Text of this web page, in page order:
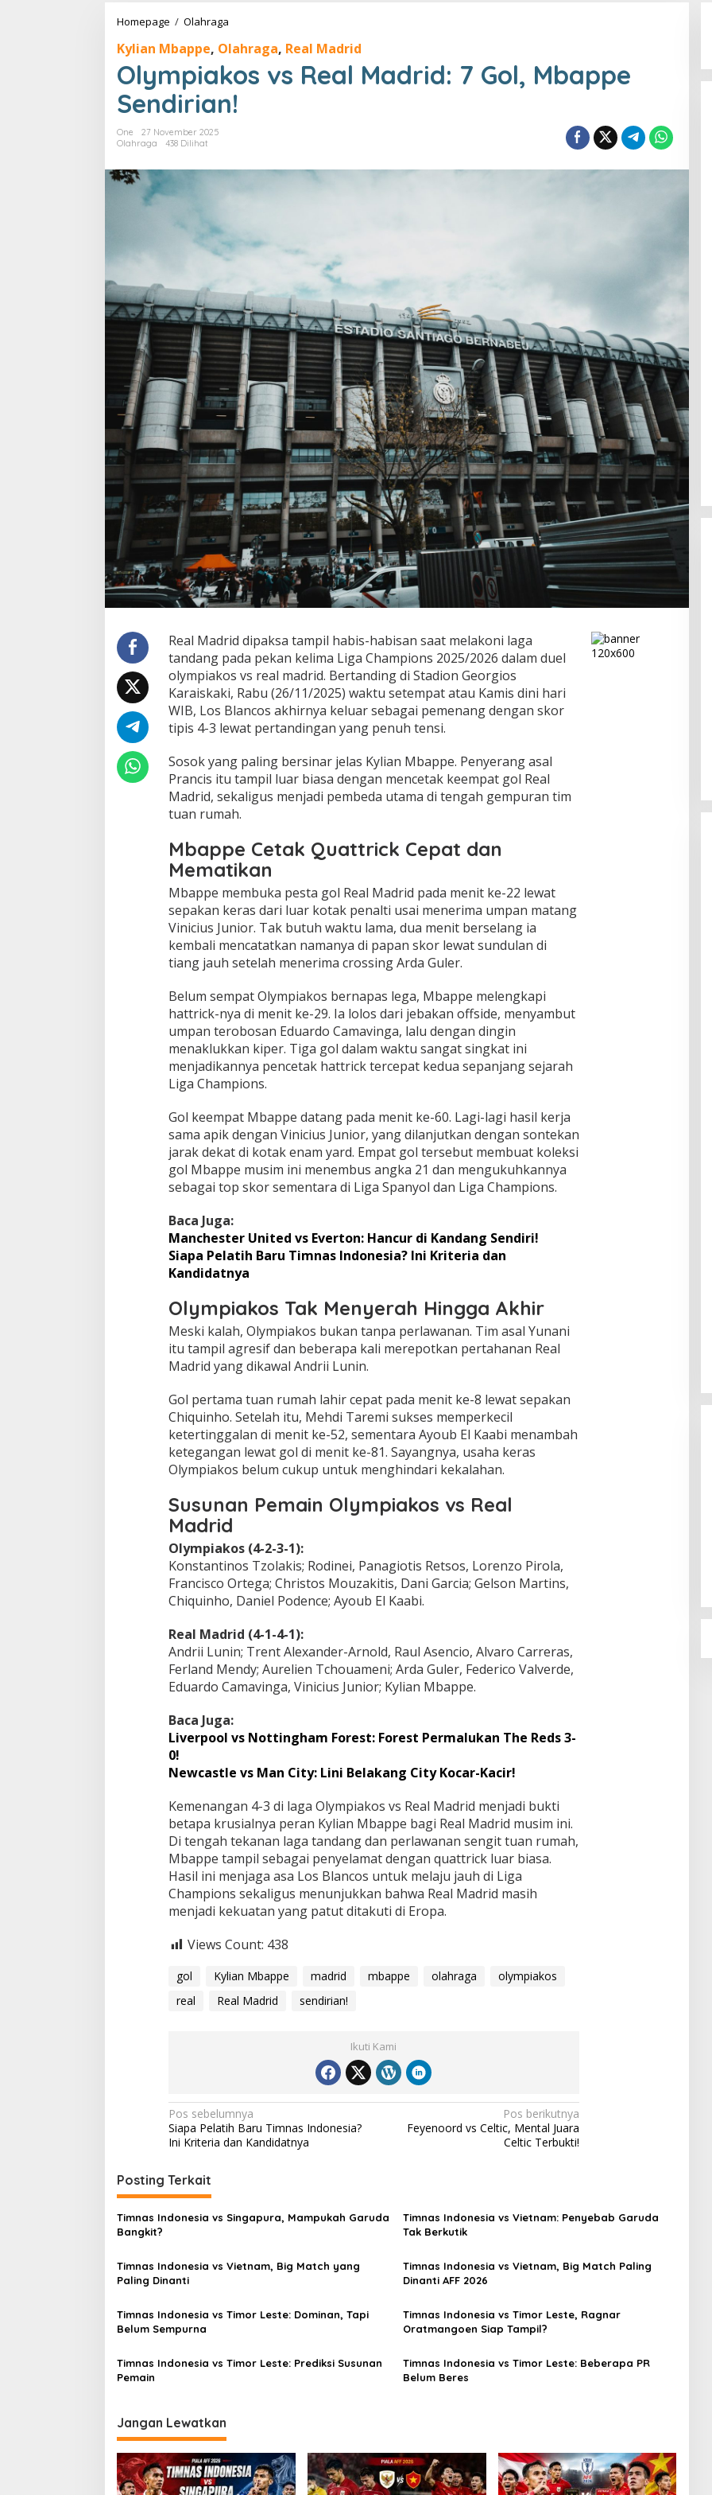
Homepage / Olahraga
Real
7
Gol,
Mbappe
Kylian Mbappe, Olahraga, Real Madrid
Olympiakos vs Real Madrid: 7 Gol, Mbappe
Sendirian!
One
27 November 2025
Olahraga
438 Dilihat
Real Madrid dipaksa tampil habis-habisan saat melakoni laga
tandang pada pekan kelima Liga Champions 2025/2026 dalam duel
olympiakos vs real madrid. Bertanding di Stadion Georgios
Karaiskaki, Rabu (26/11/2025) waktu setempat atau Kamis dini hari
WIB, Los Blancos akhirnya keluar sebagai pemenang dengan skor
tipis 4-3 lewat pertandingan yang penuh tensi.
Sosok yang paling bersinar jelas Kylian Mbappe. Penyerang asal
Prancis itu tampil luar biasa dengan mencetak keempat gol Real
Madrid, sekaligus menjadi pembeda utama di tengah gempuran tim
tuan rumah.
Mbappe Cetak Quattrick Cepat dan
Mematikan
Mbappe membuka pesta gol Real Madrid pada menit ke-22 lewat
sepakan keras dari luar kotak penalti usai menerima umpan matang
Vinicius Junior. Tak butuh waktu lama, dua menit berselang ia
kembali mencatatkan namanya di papan skor lewat sundulan di
tiang jauh setelah menerima crossing Arda Guler.
Belum sempat Olympiakos bernapas lega, Mbappe melengkapi
hattrick-nya di menit ke-29. Ia lolos dari jebakan offside, menyambut
umpan terobosan Eduardo Camavinga, lalu dengan dingin
menaklukkan kiper. Tiga gol dalam waktu sangat singkat ini
menjadikannya pencetak hattrick tercepat kedua sepanjang sejarah
Liga Champions.
Gol keempat Mbappe datang pada menit ke-60. Lagi-lagi hasil kerja
sama apik dengan Vinicius Junior, yang dilanjutkan dengan sontekan
jarak dekat di kotak enam yard. Empat gol tersebut membuat koleksi
gol Mbappe musim ini menembus angka 21 dan mengukuhkannya
sebagai top skor sementara di Liga Spanyol dan Liga Champions.
Baca Juga:
Manchester United vs Everton: Hancur di Kandang Sendiri!
Siapa Pelatih Baru Timnas Indonesia? Ini Kriteria dan
Kandidatnya
Olympiakos Tak Menyerah Hingga Akhir
Meski kalah, Olympiakos bukan tanpa perlawanan. Tim asal Yunani
itu tampil agresif dan beberapa kali merepotkan pertahanan Real
Madrid yang dikawal Andrii Lunin.
Gol pertama tuan rumah lahir cepat pada menit ke-8 lewat sepakan
Chiquinho. Setelah itu, Mehdi Taremi sukses memperkecil
ketertinggalan di menit ke-52, sementara Ayoub El Kaabi menambah
ketegangan lewat gol di menit ke-81. Sayangnya, usaha keras
Olympiakos belum cukup untuk menghindari kekalahan.
Susunan Pemain Olympiakos vs Real
Madrid
Olympiakos (4-2-3-1):
Konstantinos Tzolakis; Rodinei, Panagiotis Retsos, Lorenzo Pirola,
Francisco Ortega; Christos Mouzakitis, Dani Garcia; Gelson Martins,
Chiquinho, Daniel Podence; Ayoub El Kaabi.
Real Madrid (4-1-4-1):
Andrii Lunin; Trent Alexander-Arnold, Raul Asencio, Alvaro Carreras,
Ferland Mendy; Aurelien Tchouameni; Arda Guler, Federico Valverde,
Eduardo Camavinga, Vinicius Junior; Kylian Mbappe.
Baca Juga:
Liverpool vs Nottingham Forest: Forest Permalukan The Reds 3-
0!
Newcastle vs Man City: Lini Belakang City Kocar-Kacir!
Kemenangan 4-3 di laga Olympiakos vs Real Madrid menjadi bukti
betapa krusialnya peran Kylian Mbappe bagi Real Madrid musim ini.
Di tengah tekanan laga tandang dan perlawanan sengit tuan rumah,
Mbappe tampil sebagai penyelamat dengan quattrick luar biasa.
Hasil ini menjaga asa Los Blancos untuk melaju jauh di Liga
Champions sekaligus menunjukkan bahwa Real Madrid masih
menjadi kekuatan yang patut ditakuti di Eropa.
Views Count: 438
gol Kylian Mbappe madrid mbappe olahraga
olympiakos
real
Real Madrid sendirian!
Ikuti Kami
Navigasi
pos
Pos sebelumnya
Siapa Pelatih Baru Timnas Indonesia?
Ini Kriteria dan Kandidatnya
Pos berikutnya
Feyenoord vs Celtic, Mental Juara
Celtic Terbukti!
Posting Terkait
Timnas Indonesia vs Singapura, Mampukah Garuda
Bangkit?
Timnas Indonesia vs Vietnam: Penyebab Garuda
Tak Berkutik
Timnas Indonesia vs Vietnam, Big Match yang
Paling Dinanti
Timnas Indonesia vs Vietnam, Big Match Paling
Dinanti AFF 2026
Timnas Indonesia vs Timor Leste: Dominan, Tapi
Belum Sempurna
Timnas Indonesia vs Timor Leste, Ragnar
Oratmangoen Siap Tampil?
Timnas Indonesia vs Timor Leste: Prediksi Susunan
Pemain
Timnas Indonesia vs Timor Leste: Beberapa PR
Belum Beres
Jangan Lewatkan
Di Berita, Nasional, Politik